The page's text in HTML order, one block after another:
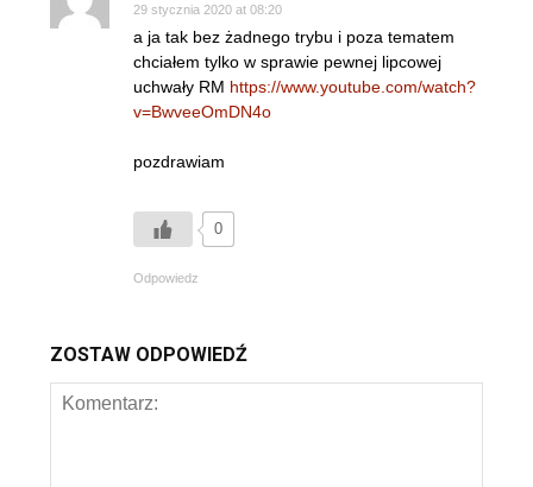
29 stycznia 2020 at 08:20
a ja tak bez żadnego trybu i poza tematem
chciałem tylko w sprawie pewnej lipcowej
uchwały RM https://www.youtube.com/watch?
v=BwveeOmDN4o
pozdrawiam
0
Odpowiedz
ZOSTAW ODPOWIEDŹ